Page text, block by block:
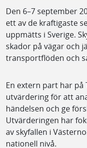
Den 6–7 september
ett av de kraftigaste
uppmätts i Sverige.
skador på vägar och
transportflöden och
En extern part har
utvärdering för att
händelsen och ge
Utvärderingen har
av skyfallen i
nationell nivå.